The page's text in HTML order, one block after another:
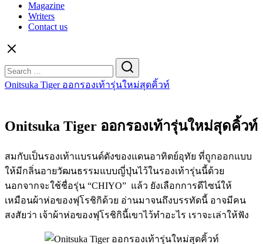
Magazine
Writers
Contact us
for:
Onitsuka Tiger ออกรองเท้ารุ่นใหม่สุดคิ้วท์
Onitsuka Tiger ออกรองเท้ารุ่นใหม่สุดคิ้วท์
สมกับเป็นรองเท้าแบรนด์ดังของแดนอาทิตย์อุทัย ที่ถูกออกแบบ
ให้มีกลิ่นอายวัฒนธรรมแบบญี่ปุ่นไว้ในรองเท้ารุ่นนี้ด้วย
นอกจากจะใช้ชื่อรุ่น “CHIYO” แล้ว ยังเลือกการดีไซน์ให้
เหมือนผ้าห่อของฟุโรชิกิด้วย อ่านมาจนถึงบรรทัดนี้ อาจมีคน
สงสัยว่า เจ้าผ้าห่อของฟุโรชิกินี้เขาไว้ทำอะไร เราจะเล่าให้ฟัง